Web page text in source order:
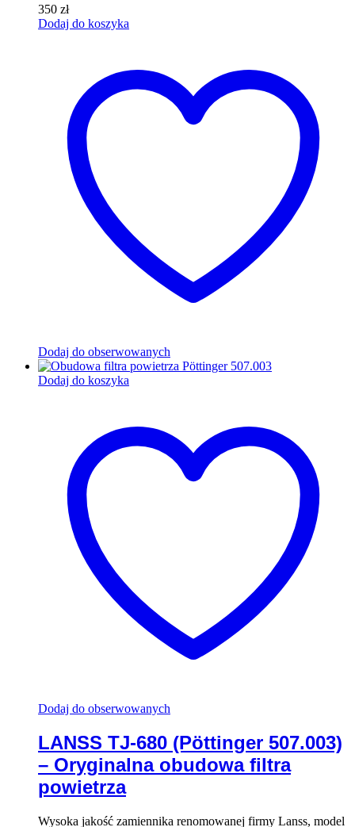
350 zł
Dodaj do koszyka
Dodaj do obserwowanych
Dodaj do koszyka
Dodaj do obserwowanych
LANSS TJ-680 (Pöttinger 507.003)
– Oryginalna obudowa filtra
powietrza
Wysoka jakość zamiennika renomowanej firmy Lanss, model